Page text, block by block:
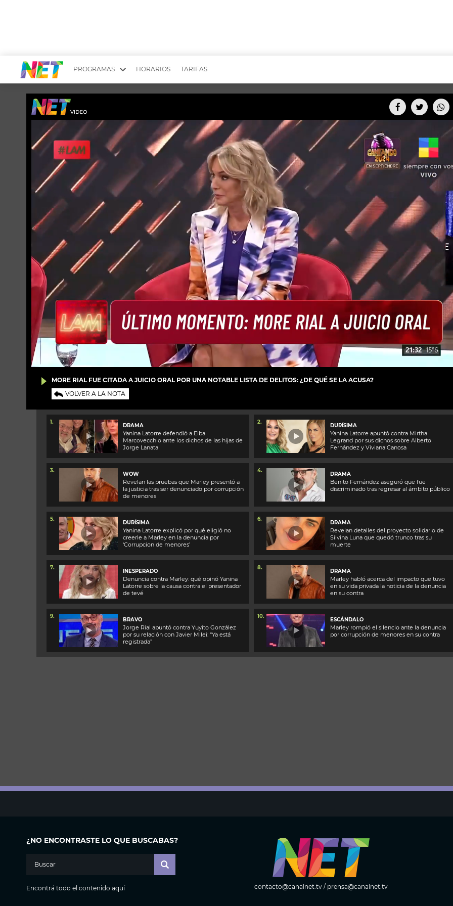
PROGRAMAS
YUYITO A LA TARDE
EMPRENDI2
LONGOBARDI
QUÉ TE PASA
EL OLIVO BLANCO
TU LUGAR IDEAL
CHICHE EN VIVO
DR. BEAUTY
EL SEÑOR DE LOS CIELOS
ARGENTINOS X ARGENTINA
ESTÉTICA 360 TV
CARAS Y NEGOCIOS
SCOUTING PARA UN CAMBIO
INTELEXIS TV
HAIR RECOVERY
ENTROMETIDOS EN LA TELE
ENTRE NOS
MODO FONTEVECCHIA
PERIODISMO PURO
REPERFILAR
CINE NET
TODOS PODEMOS
PARES DE COMEDIA
FIESTAS ARGENTINAS
BELLEZA FASHION
DESAFÍO 10 AÑOS
AGENDA
HORARIOS TARIFAS
MORE RIAL FUE CITADA A JUICIO ORAL POR UNA NOTABLE LISTA DE DELITOS: ¿DE QUÉ SE LA ACUSA?
VOLVER A LA NOTA
1.
DRAMA
Yanina Latorre defendió a Elba
Marcovecchio ante los dichos de las hijas de
Jorge Lanata
2.
DURÍSIMA
Yanina Latorre apuntó contra Mirtha
Legrand por sus dichos sobre Alberto
Fernández y Viviana Canosa
3.
WOW
Revelan las pruebas que Marley presentó a
la justicia tras ser denunciado por corrupción
de menores
4.
DRAMA
Benito Fernández aseguró que fue
discriminado tras regresar al ámbito público
5.
DURÍSIMA
Yanina Latorre explicó por qué eligió no
creerle a Marley en la denuncia por
‘Corrupcion de menores’
6.
DRAMA
Revelan detalles del proyecto solidario de
Silvina Luna que quedó trunco tras su
muerte
7.
INESPERADO
Denuncia contra Marley: qué opinó Yanina
Latorre sobre la causa contra el presentador
de tevé
8.
DRAMA
Marley habló acerca del impacto que tuvo
en su vida privada la noticia de la denuncia
en su contra
9.
BRAVO
Jorge Rial apuntó contra Yuyito González
por su relación con Javier Milei: “Ya está
registrada”
10.
ESCÁNDALO
Marley rompió el silencio ante la denuncia
por corrupción de menores en su contra
¿NO ENCONTRASTE LO QUE BUSCABAS?
Encontrá todo el contenido aquí contacto@canalnet.tv/ prensa@canalnet.tv